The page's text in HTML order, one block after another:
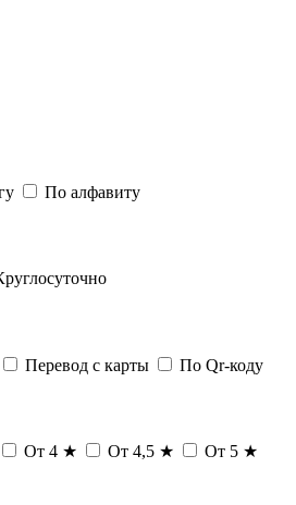
По алфавиту
Перевод с карты По Qr-коду
От 4 ★ От 4,5 ★ От 5 ★